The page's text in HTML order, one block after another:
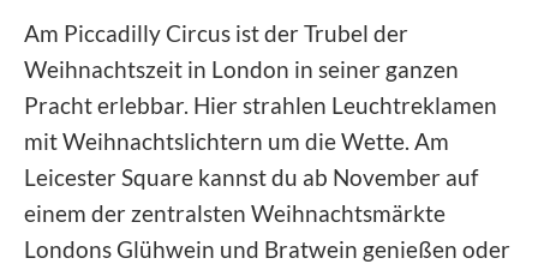
Am Piccadilly Circus ist der Trubel der
Weihnachtszeit in London in seiner ganzen
Pracht erlebbar. Hier strahlen Leuchtreklamen
mit Weihnachtslichtern um die Wette. Am
Leicester Square kannst du ab November auf
einem der zentralsten Weihnachtsmärkte
Londons Glühwein und Bratwein genießen oder